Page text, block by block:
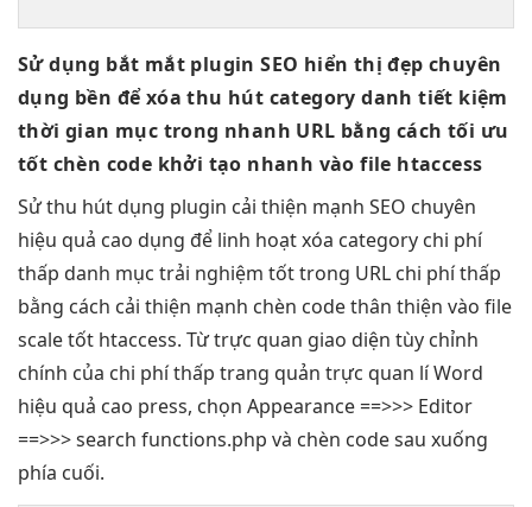
Sử dụng bắt mắt plugin SEO hiển thị đẹp chuyên
dụng bền để xóathu hút category danhtiết kiệm
thời gian mục trong nhanh URL bằng cáchtối ưu
tốt chèn code khởi tạo nhanh vào file htaccess
Sửthu hút dụng plugin cải thiện mạnh SEO chuyên
hiệu quả cao dụng để linh hoạtxóa category chi phí
thấp danh mục trải nghiệm tốttrong URL chi phí thấp
bằng cách cải thiện mạnh chèn codethân thiện vào file
scale tốt htaccess. Từtrực quan giao diện tùy chỉnh
chính của chi phí thấp trang quản trực quan lí Word
hiệu quả cao press, chọn Appearance ==>>> Editor
==>>> search functions.php và chèn code sau xuống
phía cuối.